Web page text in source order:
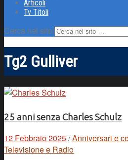
Articoli
Tv Titoli
Cerca nel sito
Tg2 Gulliver
25 anni senza Charles Schulz
12 Febbraio 2025/Anniversari e
Televisione e Radio